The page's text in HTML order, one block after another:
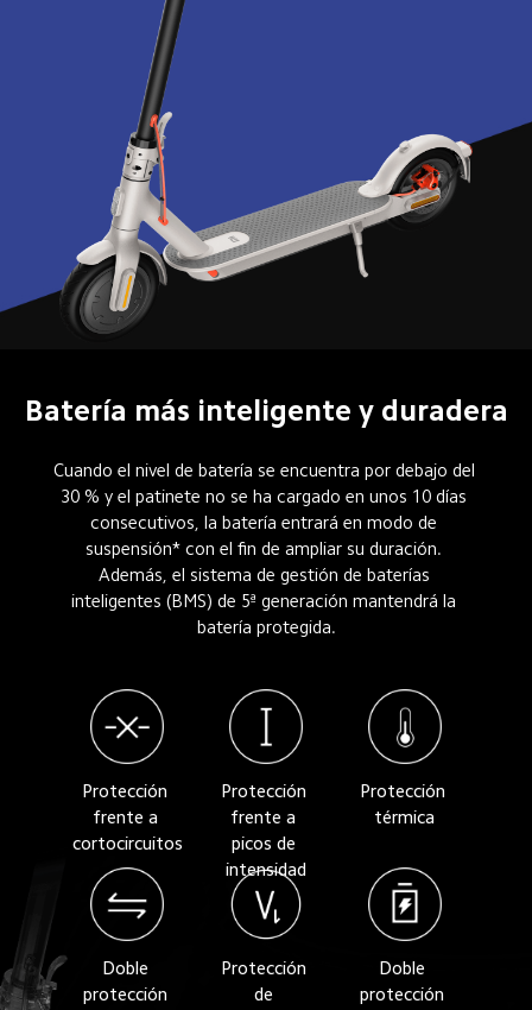
Batería más inteligente y duradera
Cuando el nivel de batería se encuentra por debajo del
30 % y el patinete no se ha cargado en unos 10 días
consecutivos, la batería entrará en modo de
suspensión* con el fin de ampliar su duración.
Además, el sistema de gestión de baterías
inteligentes (BMS) de 5ª generación mantendrá la
batería protegida.
Protección
frente a
cortocircuitos
Protección
frente a
picos de
intensidad
Protección
térmica
Doble
protección
Protección
de
Doble
protección